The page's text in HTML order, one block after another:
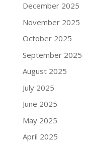
December 2025
November 2025
October 2025
September 2025
August 2025
July 2025
June 2025
May 2025
April 2025